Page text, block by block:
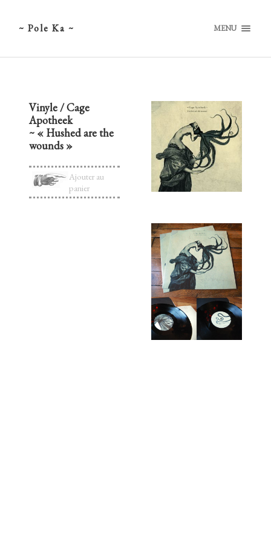
~ Pole Ka ~ MENU
Vinyle / Cage
Apotheek
~ « Hushed are the
wounds »
Ajouter au
panier